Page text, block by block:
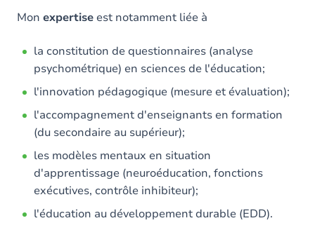
Mon expertise est notamment liée à
la constitution de questionnaires (analyse
psychométrique) en sciences de l'éducation;
l'innovation pédagogique (mesure et évaluation);
l'accompagnement d'enseignants en formation
(du secondaire au supérieur);
les modèles mentaux en situation
d'apprentissage (neuroéducation, fonctions
exécutives, contrôle inhibiteur);
l'éducation au développement durable (EDD).